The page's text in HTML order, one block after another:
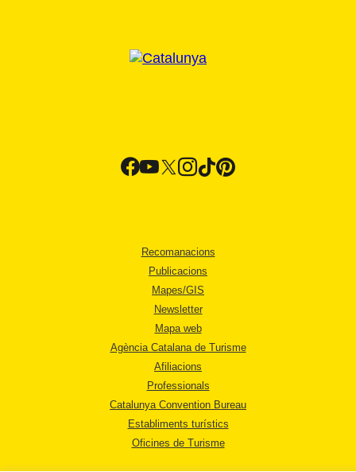
Recomanacions
Publicacions
Mapes/GIS
Newsletter
Mapa web
Agència Catalana de Turisme
Afiliacions
Professionals
Catalunya Convention Bureau
Establiments turístics
Oficines de Turisme